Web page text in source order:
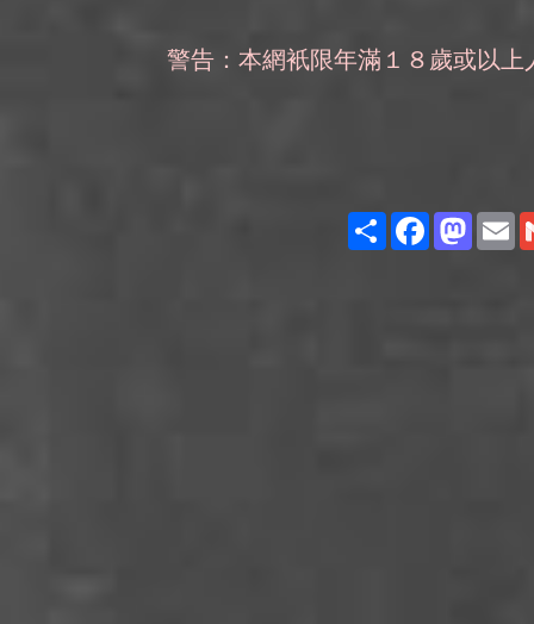
警告：本網衹限年滿１８歲或以
ShareFacebook